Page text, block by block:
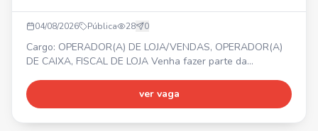
04/08/2026 Pública 28 0
Cargo: OPERADOR(A) DE LOJA/VENDAS, OPERADOR(A)
DE CAIXA, FISCAL DE LOJA Venha fazer parte da
Balneário Camboriú/SC. Requisitos: gostar de atender
pessoas, ter energia e responsabilidade. 💰 Oferecemos:
ver vaga